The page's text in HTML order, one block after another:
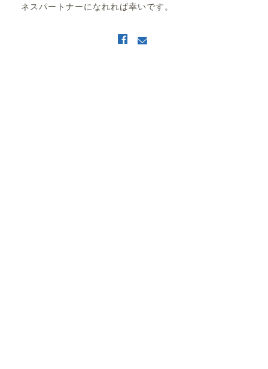
ネスパートナーになれれば幸いです。